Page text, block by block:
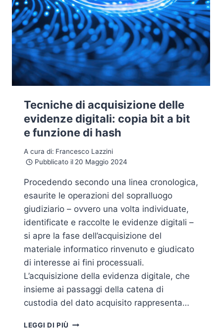
Tecniche di acquisizione delle
evidenze digitali: copia bit a bit
e funzione di hash
A cura di: Francesco Lazzini
Pubblicato il 20 Maggio 2024
Procedendo secondo una linea cronologica,
esaurite le operazioni del sopralluogo
giudiziario – ovvero una volta individuate,
identificate e raccolte le evidenze digitali –
si apre la fase dell’acquisizione del
materiale informatico rinvenuto e giudicato
di interesse ai fini processuali.
L’acquisizione della evidenza digitale, che
insieme ai passaggi della catena di
custodia del dato acquisito rappresenta…
LEGGI DI PIÙ TECNICHE